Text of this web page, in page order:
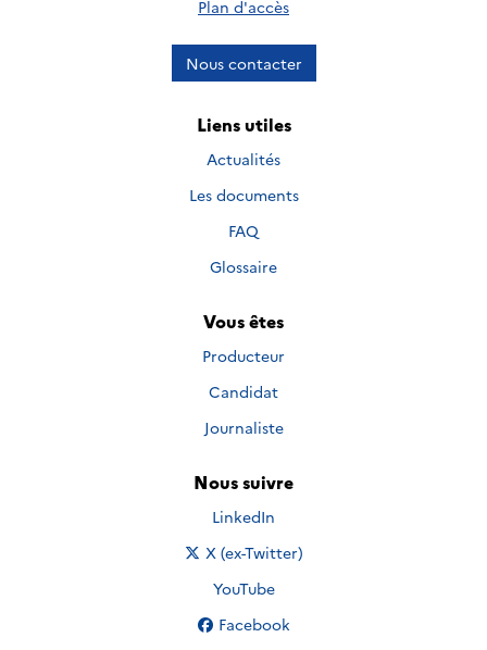
Plan d'accès
Nous contacter
Liens utiles
Actualités
Les documents
FAQ
Glossaire
Vous êtes
Producteur
Candidat
Journaliste
Nous suivre
Nous suivre sur
LinkedIn
Nous suivre sur
X (ex-Twitter)
Nous suivre sur
YouTube
Nous suivre sur
Facebook